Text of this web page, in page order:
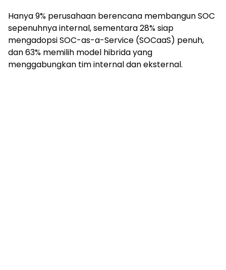
Hanya 9% perusahaan berencana membangun SOC
sepenuhnya internal, sementara 28% siap
mengadopsi SOC-as-a-Service (SOCaaS) penuh,
dan 63% memilih model hibrida yang
menggabungkan tim internal dan eksternal.